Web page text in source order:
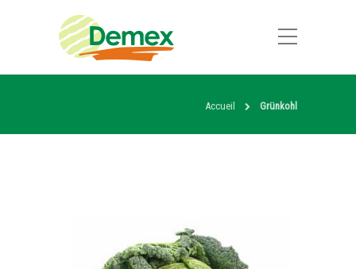
Accueil Grünkohl